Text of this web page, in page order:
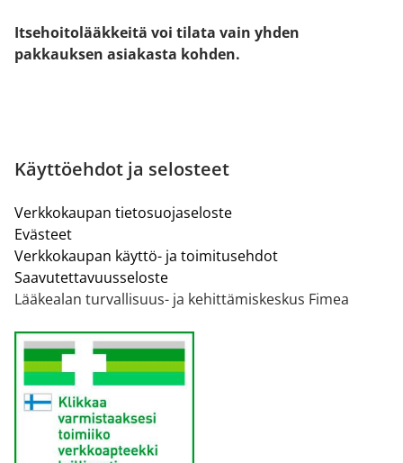
Itsehoitolääkkeitä voi tilata vain yhden
pakkauksen asiakasta kohden.
Käyttöehdot ja selosteet
Verkkokaupan tietosuojaseloste
Evästeet
Verkkokaupan käyttö- ja toimitusehdot
Saavutettavuusseloste
Lääkealan turvallisuus- ja kehittämiskeskus Fimea